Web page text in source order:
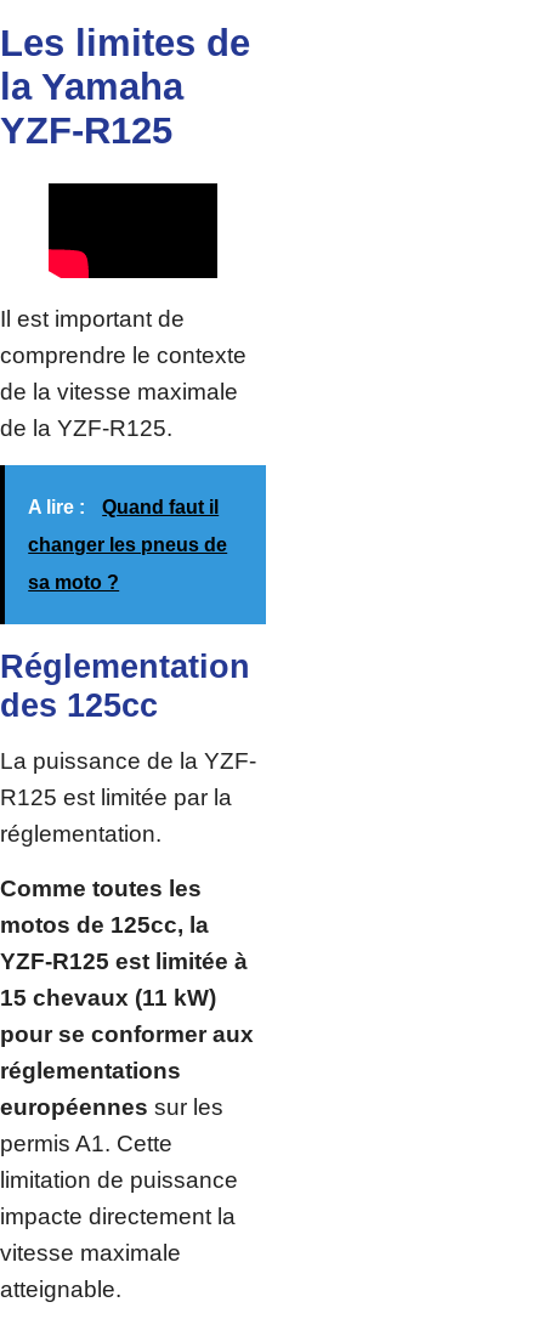
Les limites de
la Yamaha
YZF-R125
Il est important de
comprendre le contexte
de la vitesse maximale
de la YZF-R125.
A lire :
Quand faut il
changer les pneus de
sa moto ?
Réglementation
des 125cc
La puissance de la YZF-
R125 est limitée par la
réglementation.
Comme toutes les
motos de 125cc, la
YZF-R125 est limitée à
15 chevaux (11 kW)
pour se conformer aux
réglementations
européennes sur les
permis A1. Cette
limitation de puissance
impacte directement la
vitesse maximale
atteignable.